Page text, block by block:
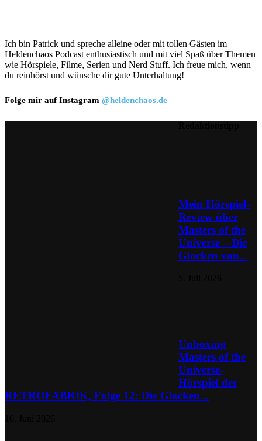
Ich bin Patrick und spreche alleine oder mit tollen Gästen im
Heldenchaos Podcast enthusiastisch und mit viel Spaß über Themen
wie Hörspiele, Filme, Serien und Nerd Stuff. Ich freue mich, wenn
du reinhörst und wünsche dir gute Unterhaltung!
Folge mir auf Instagram @heldenchaos.de
Mein Hörspiel-
Review über
Masters of the
Universe – Die
Glocken von...
Unboxing
Masters of the
Universe-
Hörspiel der
RETROFABRIK, Folge 12: Die Glocken...